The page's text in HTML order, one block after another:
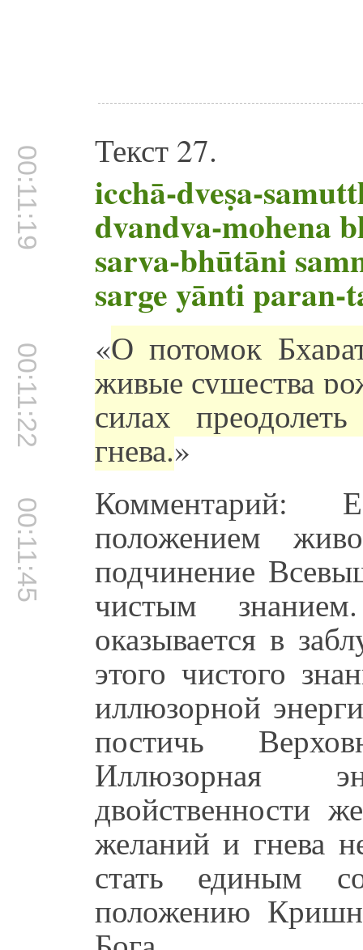
00:11:19 Текст 27.
icchā-dveṣa-
dvandva-mohena
sarva-bhūtāni
sarge yānti paran-
00:11:22 «О потомок
живые существа
силах
гнева.»
00:11:45 Комментарий:
положением
подчинение
чистым
оказывается в
этого чистого
иллюзорной
постичь
Иллюзорная
двойственности
желаний и гнева
стать единым
положению